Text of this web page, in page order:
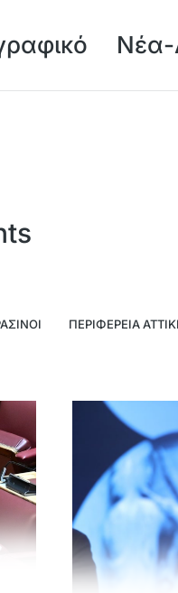
Νέα-
ΠΕΡΙΦΈΡΕΙΑ